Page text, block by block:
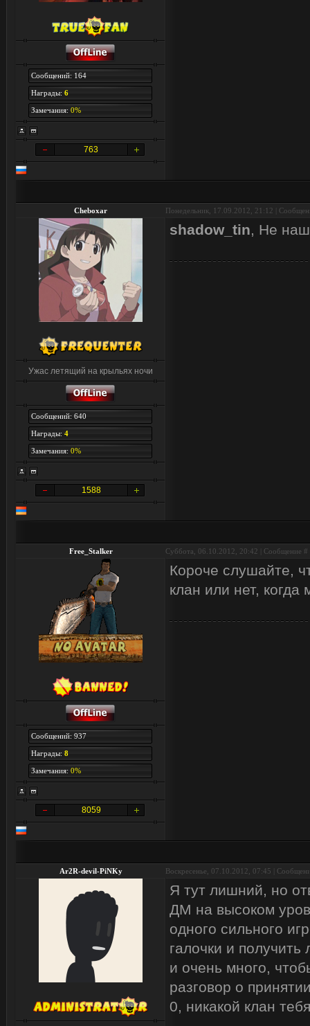
Сообщений: 164
Награды: 6
Замечания: 0%
763
Cheboxar Понедельник, 17.09.2012, 21:12 |
Ужас летящий на крыльях ночи
Сообщений: 640
Награды: 4
Замечания: 0%
1588
shadow_tin, Не наш
Free_Stalker Суббота, 06.10.2012, 20:42 | Сообщение #
Сообщений: 937
Награды: 8
Замечания: 0%
8059
Короче слушайте,
клан или нет, когда
Ar2R-devil-PiNKy Воскресенье, 07.10.2012, 07:45 |
Я тут лишний, но
ДМ на высоком
одного сильного
галочки и
и очень много,
разговор о
0, никакой клан